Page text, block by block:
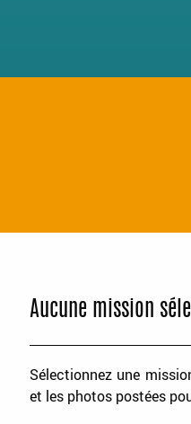
Aucune mission
Sélectionnez une
et les photos postées